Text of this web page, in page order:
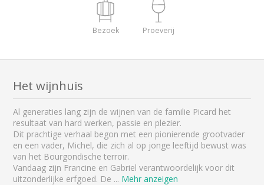
Bezoek Proeverij
Het wijnhuis
Al generaties lang zijn de wijnen van de familie Picard het
resultaat van hard werken, passie en plezier.
Dit prachtige verhaal begon met een pionierende grootvader
en een vader, Michel, die zich al op jonge leeftijd bewust was
van het Bourgondische terroir.
Vandaag zijn Francine en Gabriel verantwoordelijk voor dit
uitzonderlijke erfgoed. De ... Mehr anzeigen